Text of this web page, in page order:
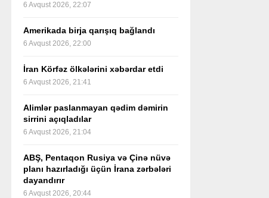
6 Avqust 2026, 22:07
Amerikada birja qarışıq bağlandı
6 Avqust 2026, 22:00
İran Körfəz ölkələrini xəbərdar etdi
6 Avqust 2026, 21:41
Alimlər paslanmayan qədim dəmirin
sirrini açıqladılar
6 Avqust 2026, 21:04
ABŞ, Pentaqon Rusiya və Çinə nüvə
planı hazırladığı üçün İrana zərbələri
dayandırır
6 Avqust 2026, 20:44